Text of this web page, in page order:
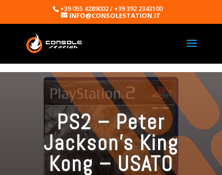
+39 055 4289002 / +39 392 2343100
INFO@CONSOLESTATION.IT
PS2 – Peter
Jackson’s King
Kong – USATO